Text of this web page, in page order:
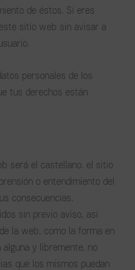
de éstos. Si eres
sitio web sin avisar a
personales de los
tus derechos están
será el castellano. el sitio
o entendimiento del
consecuencias.
sin previo aviso, así
la web, como la forma en
y libremente, no
que los mismos puedan